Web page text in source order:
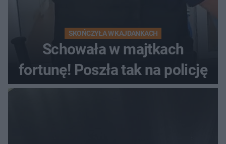
SKOŃCZYŁA W KAJDANKACH
Schowała w majtkach
fortunę! Poszła tak na policję